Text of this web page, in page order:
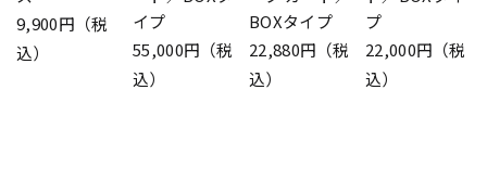
9,900円（税
込）
イプ
55,000円（税
込）
BOXタイプ
22,880円（税
込）
プ
22,000円（税
込）